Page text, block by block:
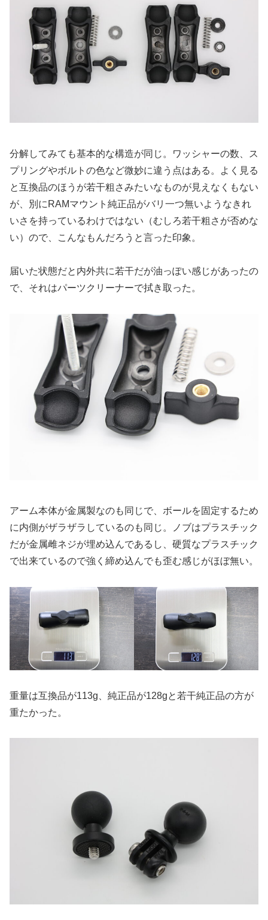
分解してみても基本的な構造が同じ。ワッシャーの数、ス
プリングやボルトの色など微妙に違う点はある。よく見る
と互換品のほうが若干粗さみたいなものが見えなくもない
が、別にRAMマウント純正品がバリ一つ無いようなきれ
いさを持っているわけではない（むしろ若干粗さが否めな
い）ので、こんなもんだろうと言った印象。
届いた状態だと内外共に若干だが油っぽい感じがあったの
で、それはパーツクリーナーで拭き取った。
アーム本体が金属製なのも同じで、ボールを固定するため
に内側がザラザラしているのも同じ。ノブはプラスチック
だが金属雌ネジが埋め込んであるし、硬質なプラスチック
で出来ているので強く締め込んでも歪む感じがほぼ無い。
重量は互換品が113g、純正品が128gと若干純正品の方が
重たかった。